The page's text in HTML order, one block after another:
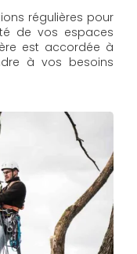
régulières pour
de vos espaces
est accordée à
à vos besoins